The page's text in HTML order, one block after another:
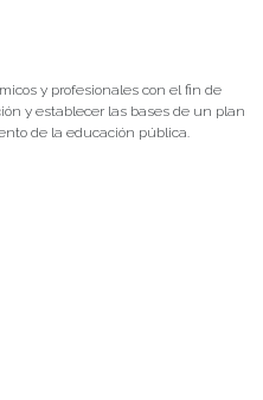
y profesionales con el fin de
y establecer las bases de un plan
de la educación pública.